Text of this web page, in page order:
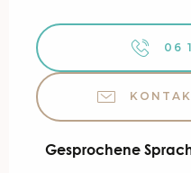
06
Gesprochene
Gesprochene